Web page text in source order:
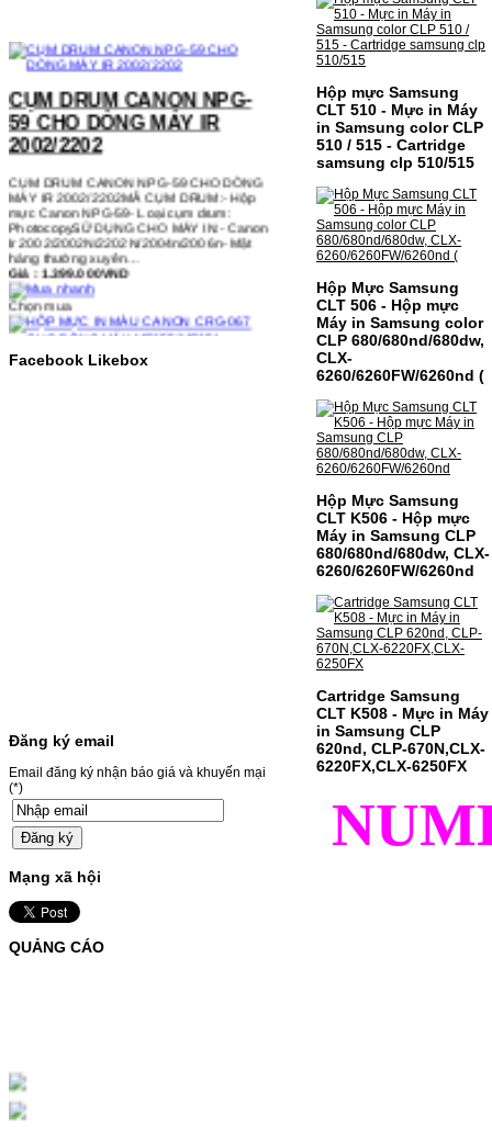
CỤM DRUM CANON NPG-
59 CHO DÒNG MÁY IR
2002/2202
CỤM DRUM CANON NPG-59 CHO DÒNG
MÁY IR 2002/2202MÃ CỤM DRUM:- Hộp
mực Canon NPG-59- Loại cụm drum:
PhotocopySỬ DỤNG CHO MÁY IN:- Canon
Ir 2002/2002N/2202N/2004n/2006n- Mặt
hàng thường xuyên…
Giá : 1.399.000VND
Chọn mua
HỘP MỰC IN MÀU CANON
CRG-067 CHO DÒNG MÁY
(Đen) SỬ DỤNG CHO MÁY IN:– Brother
HL-3040CN/MFC-9120CN– Mặt hàng
thường xuyên thay…
Giá : 499.000VND
Chọn mua
MỰC NẠP MÀU 119A CHO
DÒNG MÁY HP COLOR
LASER 150A/178NW
Chọn mua
Facebook Likebox
Đăng ký email
Email đăng ký nhận báo giá và khuyến mại
(*)
Mạng xã hội
QUẢNG CÁO
Hộp mực Samsung
CLT 510 - Mực in Máy
in Samsung color CLP
510 / 515 - Cartridge
samsung clp 510/515
Hộp Mực Samsung
CLT 506 - Hộp mực
Máy in Samsung color
CLP 680/680nd/680dw,
CLX-
6260/6260FW/6260nd (
Hộp Mực Samsung
CLT K506 - Hộp mực
Máy in Samsung CLP
680/680nd/680dw, CLX-
6260/6260FW/6260nd
Cartridge Samsung
CLT K508 - Mực in Máy
in Samsung CLP
620nd, CLP-670N,CLX-
6220FX,CLX-6250FX